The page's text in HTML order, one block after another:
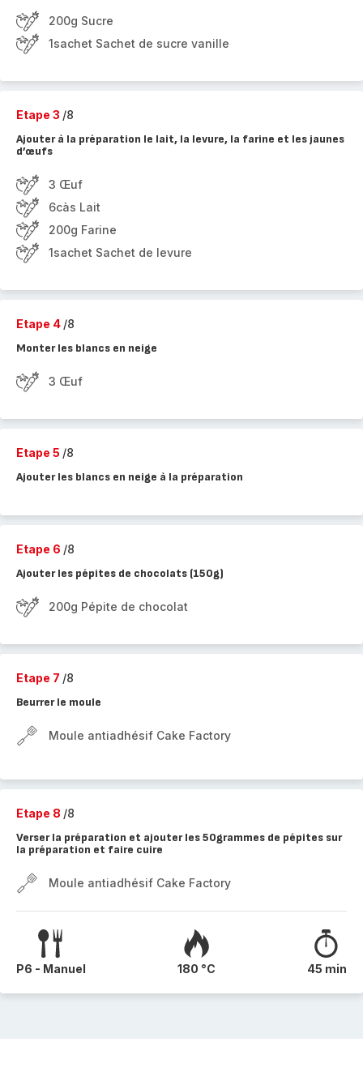
200g Sucre
1sachet Sachet de sucre vanille
Etape 3 /8
Ajouter à la préparation le lait, la levure, la farine et les jaunes
d’œufs
3 Œuf
6càs Lait
200g Farine
1sachet Sachet de levure
Etape 4 /8
Monter les blancs en neige
3 Œuf
Etape 5 /8
Ajouter les blancs en neige à la préparation
Etape 6 /8
Ajouter les pépites de chocolats (150g)
200g Pépite de chocolat
Etape 7 /8
Beurrer le moule
Moule antiadhésif Cake Factory
Etape 8 /8
Verser la préparation et ajouter les 50grammes de pépites sur
la préparation et faire cuire
Moule antiadhésif Cake Factory
P6 - Manuel 180 °C 45 min